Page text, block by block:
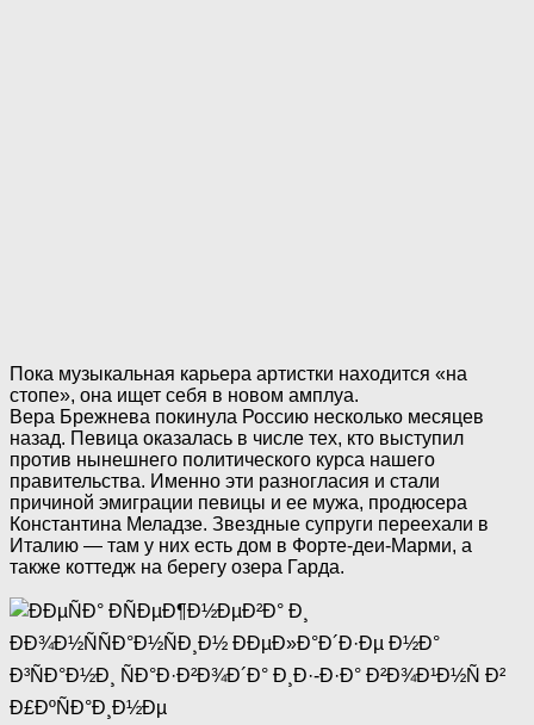
Пока музыкальная карьера артистки находится «на
стопе», она ищет себя в новом амплуа.
Вера Брежнева покинула Россию несколько месяцев
назад. Певица оказалась в числе тех, кто выступил
против нынешнего политического курса нашего
правительства. Именно эти разногласия и стали
причиной эмиграции певицы и ее мужа, продюсера
Константина Меладзе. Звездные супруги переехали в
Италию — там у них есть дом в Форте-деи-Марми, а
также коттедж на берегу озера Гарда.